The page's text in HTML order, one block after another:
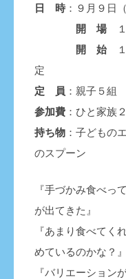
日 時 ：９月９日
開 場
開 始
定
定 員 ：親子５組
参加費 ：ひと家族
持ち物 ：子どもの
のスプーン
『手づかみ食べっ
が出てきた』
『あまり食べてく
めているのかな？』
『バリエーション